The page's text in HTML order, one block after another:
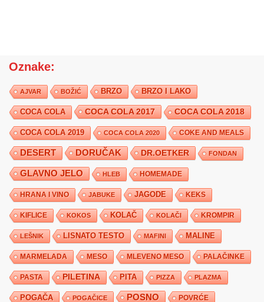
Oznake:
AJVAR BOŽIĆ BRZO BRZO I LAKO
COCA COLA COCA COLA 2017 COCA COLA 2018
COCA COLA 2019 COCA COLA 2020 COKE AND MEALS
DESERT DORUČAK DR.OETKER FONDAN
GLAVNO JELO HLEB HOMEMADE
HRANA I VINO JABUKE JAGODE KEKS
KIFLICE KOKOS KOLAČ KOLAČI KROMPIR
LEŠNIK LISNATO TESTO MAFINI MALINE
MARMELADA MESO MLEVENO MESO PALAČINKE
PASTA PILETINA PITA PIZZA PLAZMA
POGAČA POGAČICE POSNO POVRĆE